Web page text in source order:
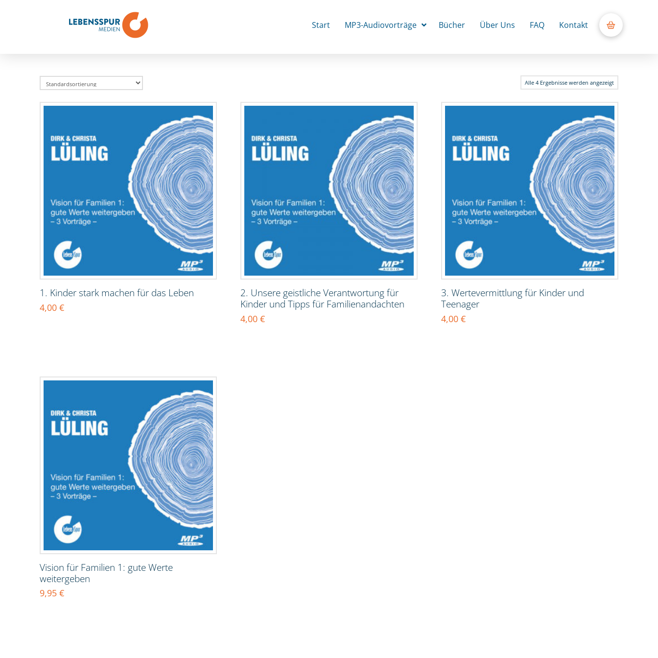
Start MP3-Audiovorträge Bücher Über Uns FAQ Kontakt
Alle 4 Ergebnisse werden angezeigt
1. Kinder stark machen für das Leben
4,00 €
2. Unsere geistliche Verantwortung für
Kinder und Tipps für Familienandachten
4,00 €
3. Wertevermittlung für Kinder und
Teenager
4,00 €
Vision für Familien 1: gute Werte
weitergeben
9,95 €